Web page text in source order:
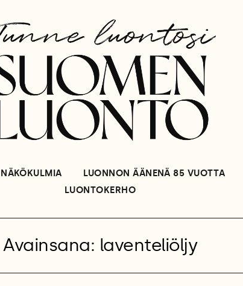
NÄKÖKULMIA LUONNON ÄÄNENÄ 85 VUOTTA
LUONTOKERHO
Avainsana: laventeliöljy